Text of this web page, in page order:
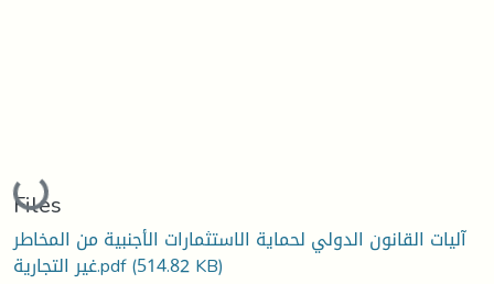
Loading...
Files
آليات القانون الدولي لحماية الاستثمارات الأجنبية من المخاطر
غير التجارية.pdf(514.82 KB)